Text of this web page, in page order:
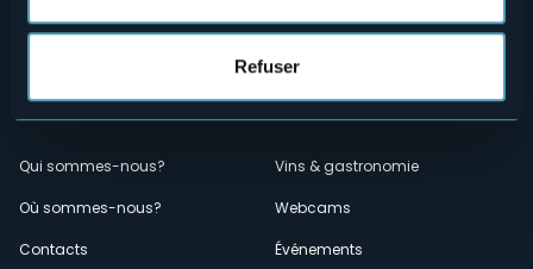
Refuser
Menù
secondario
Qui sommes-nous?
Où sommes-nous?
Contacts
Vins & gastronomie
Webcams
Événements